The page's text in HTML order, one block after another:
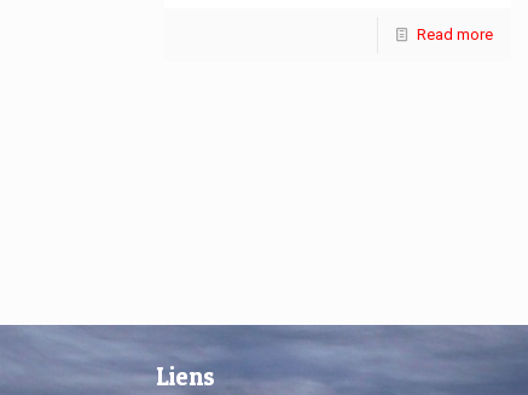
Read more
Liens